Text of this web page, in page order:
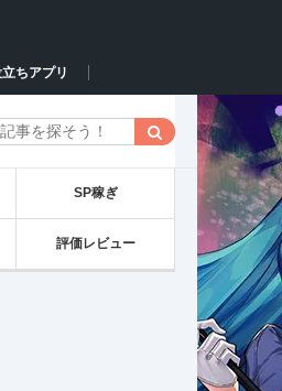
ちアプリ
SP稼ぎ
評価レビュー